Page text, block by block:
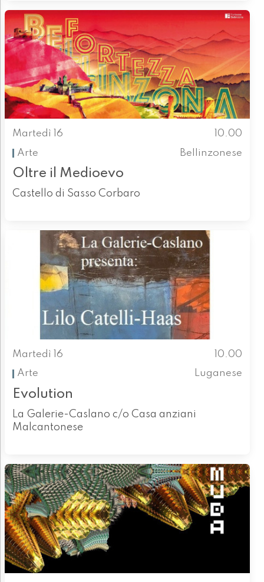
Martedì 16
10.00
Arte
Bellinzonese
Oltre il Medioevo
Castello di Sasso Corbaro
Martedì 16
10.00
Arte
Luganese
Evolution
La Galerie-Caslano c/o Casa anziani
Malcantonese